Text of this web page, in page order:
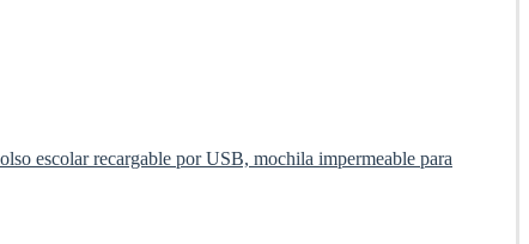
escolar recargable por USB, mochila impermeable para